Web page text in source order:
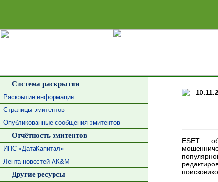
Система раскрытия
Раскрытие информации
Страницы эмитентов
Опубликованные сообщения эмитентов
Отчётность эмитентов
ИПС «ДатаКапитал»
Лента новостей АК&М
Другие ресурсы
ESET